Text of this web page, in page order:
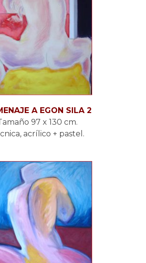
A EGON SILA 2
97 x 130 cm.
acrílico + pastel.